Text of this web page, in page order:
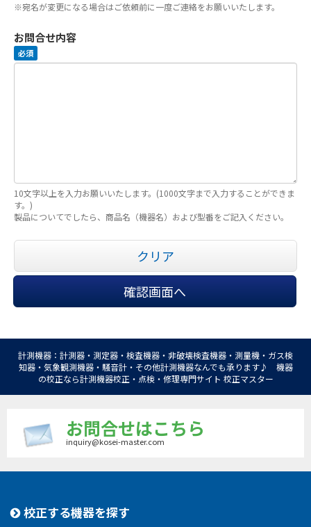
※宛名が変更になる場合はご依頼前に一度ご連絡をお願いいたします。
お問合せ内容
必須
10文字以上を入力お願いいたします。(1000文字まで入力することができま
す。)
製品についてでしたら、商品名（機器名）および型番をご記入ください。
クリア
確認画面へ
計測機器：計測器・測定器・検査機器・非破壊検査機器・測量機・ガス検
知器・気象観測機器・騒音計・その他計測機器なんでも承ります♪ 機器
の校正なら計測機器校正・点検・修理専門サイト 校正マスター
お問合せはこちら
inquiry@kosei-master.com
校正する機器を探す